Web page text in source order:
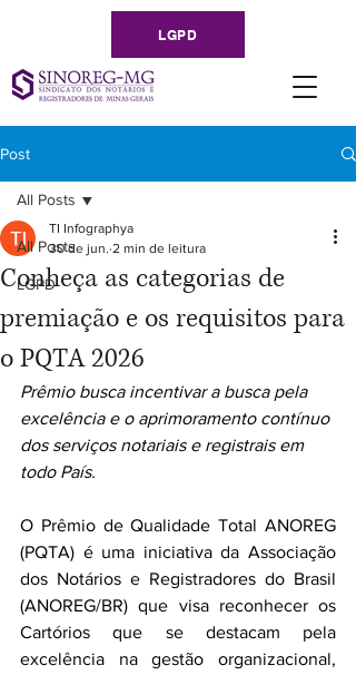
LGPD
Post
All Posts
LGPD
All Posts
Conheça as categorias de
premiação e os requisitos para
o PQTA 2026
TI Infographya
30 de jun. 2 min de leitura
Prêmio busca incentivar a busca pela
excelência e o aprimoramento contínuo
dos serviços notariais e registrais em
todo País.
O Prêmio de Qualidade Total ANOREG
(PQTA) é uma iniciativa da Associação
dos Notários e Registradores do Brasil
(ANOREG/BR) que visa reconhecer os
Cartórios que se destacam pela
excelência na gestão organizacional,